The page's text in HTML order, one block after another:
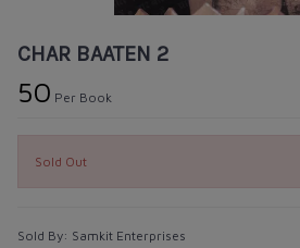
CHAR BAATEN 2
₹50 Per Book
Sold Out
Sold By: Samkit Enterprises